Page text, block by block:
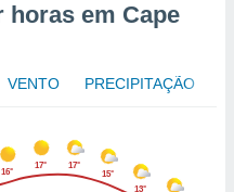
horas em Cape
VENTO PRECIPITAÇÃO
16°
17°
17°
15°
13°